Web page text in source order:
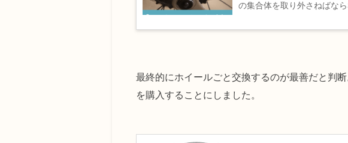
の集合体を取り外さねばな
最終的にホイールごと交換するのが最善だと判
を購入することにしました。